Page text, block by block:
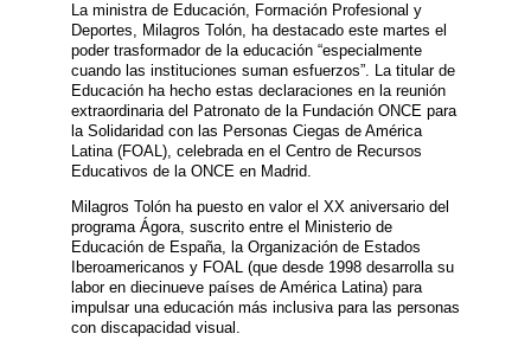
La ministra de Educación, Formación Profesional y
Deportes, Milagros Tolón, ha destacado este martes el
poder trasformador de la educación “especialmente
cuando las instituciones suman esfuerzos”. La titular de
Educación ha hecho estas declaraciones en la reunión
extraordinaria del Patronato de la Fundación ONCE para
la Solidaridad con las Personas Ciegas de América
Latina (FOAL), celebrada en el Centro de Recursos
Educativos de la ONCE en Madrid.
Milagros Tolón ha puesto en valor el XX aniversario del
programa Ágora, suscrito entre el Ministerio de
Educación de España, la Organización de Estados
Iberoamericanos y FOAL (que desde 1998 desarrolla su
labor en diecinueve países de América Latina) para
impulsar una educación más inclusiva para las personas
con discapacidad visual.